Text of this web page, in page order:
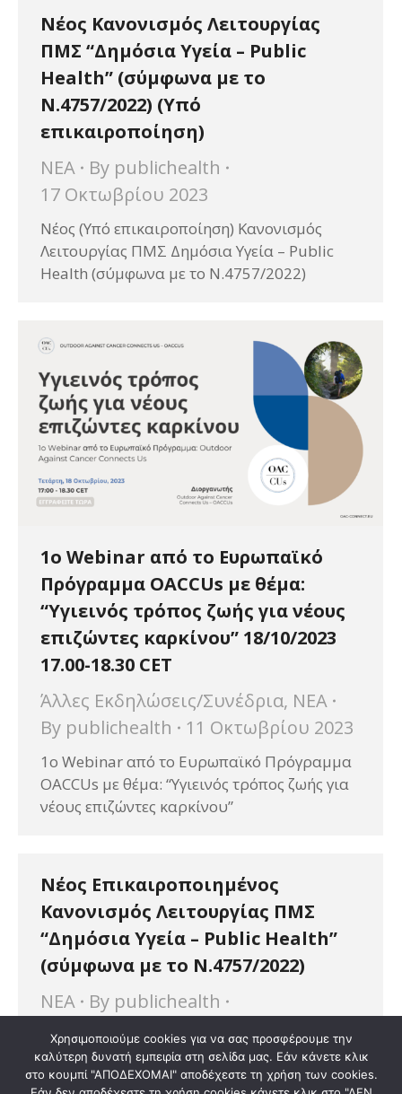
Νέος Κανονισμός Λειτουργίας
ΠΜΣ “Δημόσια Υγεία – Public
Health” (σύμφωνα με το
Ν.4757/2022) (Υπό
επικαιροποίηση)
ΝΕΑ
By publichealth
17 Οκτωβρίου 2023
Νέος (Υπό επικαιροποίηση) Κανονισμός
Λειτουργίας ΠΜΣ Δημόσια Υγεία – Public
Health (σύμφωνα με το Ν.4757/2022)
1o Webinar από το Ευρωπαϊκό
Πρόγραμμα OACCUs με θέμα:
“Υγιεινός τρόπος ζωής για νέους
επιζώντες καρκίνου” 18/10/2023
17.00-18.30 CET
Άλλες Εκδηλώσεις/Συνέδρια, ΝΕΑ
By publichealth 11 Οκτωβρίου 2023
1o Webinar από το Ευρωπαϊκό Πρόγραμμα
OACCUs με θέμα: “Υγιεινός τρόπος ζωής για
νέους επιζώντες καρκίνου”
Νέος Επικαιροποιημένος
Κανονισμός Λειτουργίας ΠΜΣ
“Δημόσια Υγεία – Public Health”
(σύμφωνα με το Ν.4757/2022)
ΝΕΑ
By publichealth
9 Οκτωβρίου 2023
Νέος Επικαιροποιημένος Κανονισμός
Λειτουργίας ΠΜΣ Δημόσια Υγεία – Public
Χρησιμοποιούμε cookies για να σας προσφέρουμε την
καλύτερη δυνατή εμπειρία στη σελίδα μας. Εάν κάνετε κλικ
στο κουμπί "ΑΠΟΔΕΧΟΜΑΙ" αποδέχεστε τη χρήση των cookies.